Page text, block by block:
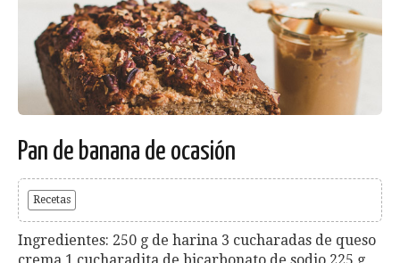
Pan de banana de ocasión
Recetas
Ingredientes: 250 g de harina 3 cucharadas de queso